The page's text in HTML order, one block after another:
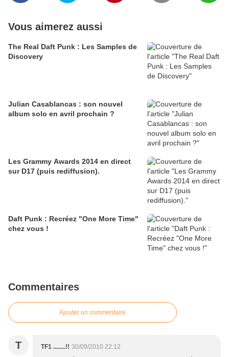
Vous aimerez aussi
The Real Daft Punk : Les Samples de
Discovery
Julian Casablancas : son nouvel
album solo en avril prochain ?
Les Grammy Awards 2014 en direct
sur D17 (puis rediffusion).
Daft Punk : Recréez "One More Time"
chez vous !
Commentaires
Ajouter un commentaire
T TF1 ........!! 30/09/2010 22:12